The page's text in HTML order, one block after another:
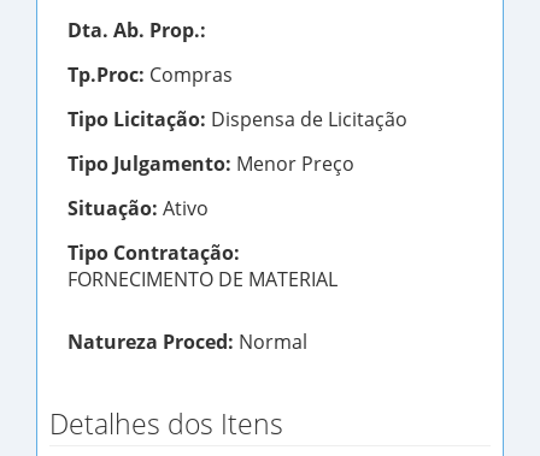
Dta. Ab. Prop.:
Tp.Proc: Compras
Tipo Licitação: Dispensa de Licitação
Tipo Julgamento: Menor Preço
Situação: Ativo
Tipo Contratação:
FORNECIMENTO DE MATERIAL
Natureza Proced: Normal
Detalhes dos Itens